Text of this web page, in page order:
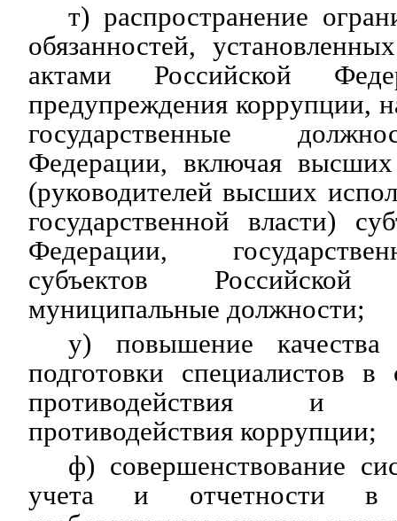
т) распространение
обязанностей,
актами Российской
предупреждения коррупции,
государственные
Федерации, включая
(руководителей высших
государственной власти)
Федерации,
субъектов
муниципальные должности;
у) повышение качества
подготовки специалистов в
противодействия и
противодействия коррупции;
ф) совершенствование
учета и отчетности в